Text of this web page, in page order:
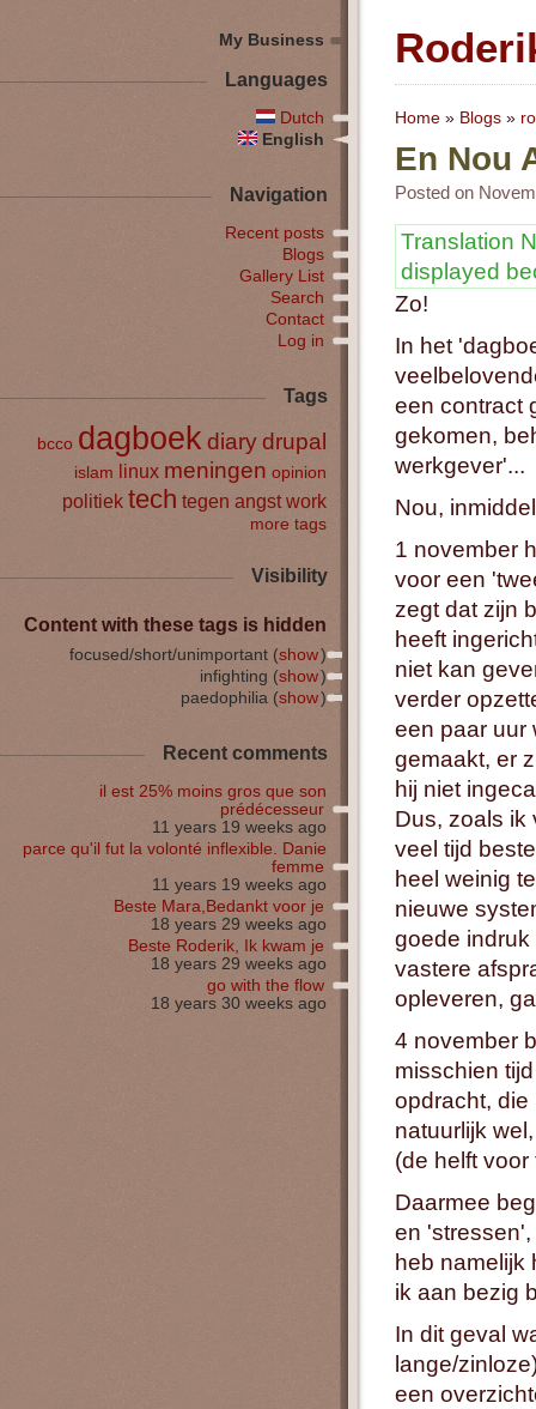
Home » Blogs »
En Nou
Posted on
Translation
displayed
Zo!
In het
een contract
gekomen,
werkgever'...
Nou,
1 november
voor een
zegt dat zijn
heeft
niet kan
verder
een paar uur
gemaakt, er
hij niet
Dus, zoals ik
veel tijd
heel weinig
nieuwe
goede
vastere
opleveren,
4 november
misschien
opdracht, die
natuurlijk
(de helft
Daarmee
en
heb namelijk
ik aan bezig
In dit geval
lange/
een
My Business
Languages
Dutch
English
Navigation
Recent posts
Blogs
Gallery List
Search
Contact
Log in
Tags
bcco dagboek diarydrupal
islam linux meningen opinion
politiek tech tegen angst work
more tags
Visibility
Content with these tags is hidden
focused/short/unimportant (show)
infighting (show)
paedophilia (show)
Recent comments
il est 25% moins gros que son
prédécesseur
11 years 19 weeks ago
parce qu'il fut la volonté inflexible. Danie
femme
11 years 19 weeks ago
Beste Mara,Bedankt voor je
18 years 29 weeks ago
Beste Roderik, Ik kwam je
18 years 29 weeks ago
go with the flow
18 years 30 weeks ago